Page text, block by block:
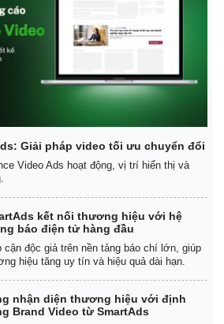
Giải pháp video tối ưu chuyển đổi
Video Ads hoạt động, vị trí hiển thị và
kết nối thương hiệu với hệ
báo điện tử hàng đầu
cận độc giả trên nền tảng báo chí lớn, giúp
hiệu tăng uy tín và hiệu quả dài hạn.
nhận diện thương hiệu với định
Brand Video từ SmartAds